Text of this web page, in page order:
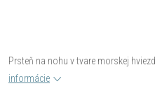
Prsteň na nohu v tvare morskej
informácie